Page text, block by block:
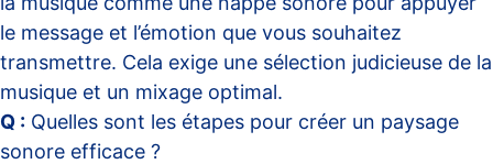
le message et l’émotion que vous souhaitez
transmettre. Cela exige une sélection judicieuse de la
musique et un mixage optimal.
Q : Quelles sont les étapes pour créer un paysage
sonore efficace ?